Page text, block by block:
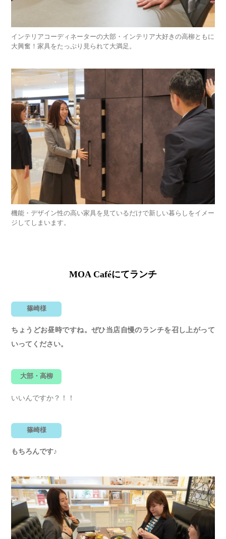
インテリアコーディネーターの大部・インテリア大好きの高柳ともに
大興奮！家具をたっぷり見られて大満足。
機能・デザイン性の高い家具を見ているだけで新しい暮らしをイメー
ジしてしまいます。
MOA Caféにてランチ
篠崎様
ちょうどお昼時ですね。ぜひ当店自慢のランチを召し上がって
いってください。
大部・高柳
いいんですか？！！
篠崎様
もちろんです♪